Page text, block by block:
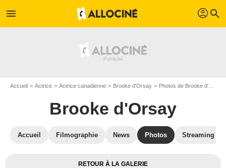
menu profil search
Accueil Actrice Actrice canadienne Brooke d'Orsay Photos de Brooke d'Orsay
Brooke d'Orsay
Accueil Filmographie News Photos Streaming
RETOUR À LA GALERIE